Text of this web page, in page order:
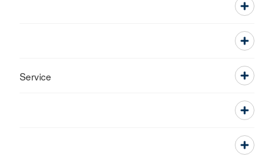
Service